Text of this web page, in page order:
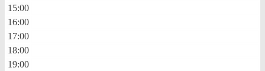
15:00
16:00
17:00
18:00
19:00